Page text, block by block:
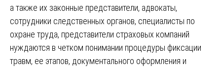
а также их законные представители, адвокаты,
сотрудники следственных органов, специалисты по
охране труда, представители страховых компаний
нуждаются в четком понимании процедуры фиксации
травм, ее этапов, документального оформления и